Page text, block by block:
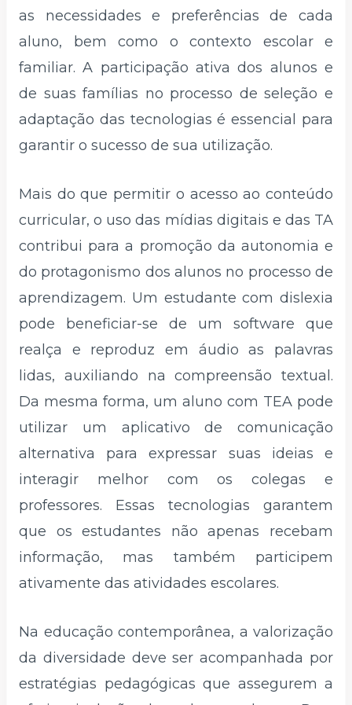
as necessidades e preferências de cada
aluno, bem como o contexto escolar e
familiar. A participação ativa dos alunos e
de suas famílias no processo de seleção e
adaptação das tecnologias é essencial para
garantir o sucesso de sua utilização.
Mais do que permitir o acesso ao conteúdo
curricular, o uso das mídias digitais e das TA
contribui para a promoção da autonomia e
do protagonismo dos alunos no processo de
aprendizagem. Um estudante com dislexia
pode beneficiar-se de um software que
realça e reproduz em áudio as palavras
lidas, auxiliando na compreensão textual.
Da mesma forma, um aluno com TEA pode
utilizar um aplicativo de comunicação
alternativa para expressar suas ideias e
interagir melhor com os colegas e
professores. Essas tecnologias garantem
que os estudantes não apenas recebam
informação, mas também participem
ativamente das atividades escolares.
Na educação contemporânea, a valorização
da diversidade deve ser acompanhada por
estratégias pedagógicas que assegurem a